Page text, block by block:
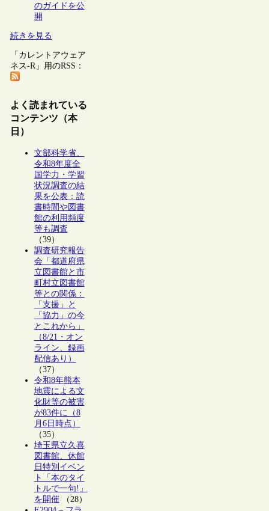
のガイドを公
開
続きを見る
「カレントアウェア
ネス-R」用のRSS：
よく読まれている
コンテンツ（本
日）
文部科学省、
令和8年度全
国学力・学習
状況調査の結
果を公表：読
書時間や図書
館の利用頻度
等も調査
（39）
調査研究報告
会「都道府県
立図書館と市
町村立図書館
等との関係：
「支援」と
「協力」の今
とこれから」
（8/21・オン
ライン、録画
配信あり）
（37）
令和8年熊本
地震による文
化財等の被害
が83件に（8
月6日時点）
（35）
埼玉県立久喜
図書館、休館
日特別イベン
ト「本のタイ
トルで一句!」
を開催（28）